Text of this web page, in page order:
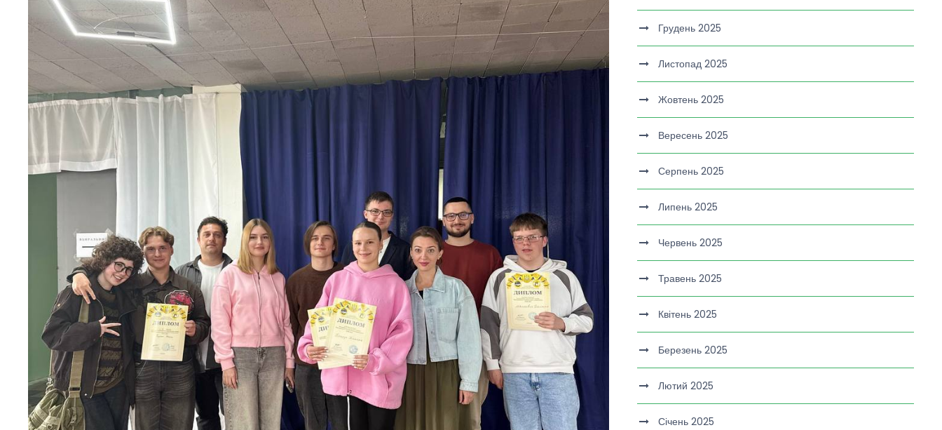
Грудень 2025
Листопад 2025
Жовтень 2025
Вересень 2025
Серпень 2025
Липень 2025
Червень 2025
Травень 2025
Квітень 2025
Березень 2025
Лютий 2025
Січень 2025